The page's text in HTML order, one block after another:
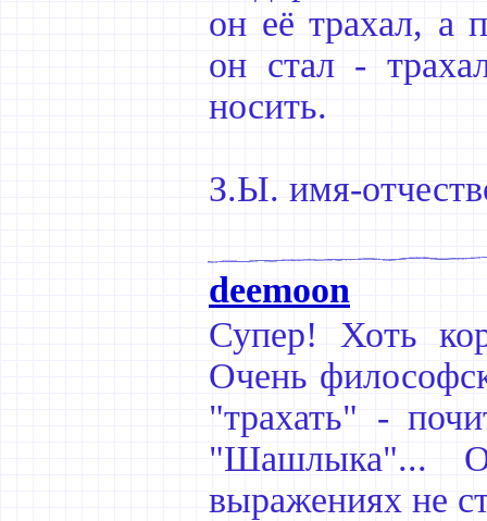
он её трахал, а
он стал -
носить.
З.Ы. имя-
deemoon
Супер! Хоть
Очень
"трахать" -
"Шашлыка"...
выражениях не